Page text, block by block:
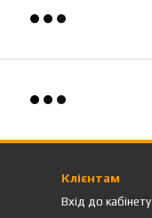
Клієнтам
Вхід до кабінету